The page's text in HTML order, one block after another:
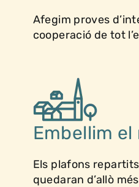
Afegim proves
cooperació de tot
Embellim
Els plafons
quedaran d’allò